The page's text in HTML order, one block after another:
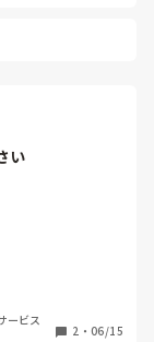
い
ービス
2 ・ 06/15